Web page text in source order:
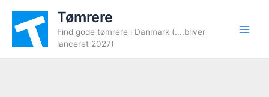
indholdet
Tømrere
Find gode tømrere i Danmark (....bliver
lanceret 2027)